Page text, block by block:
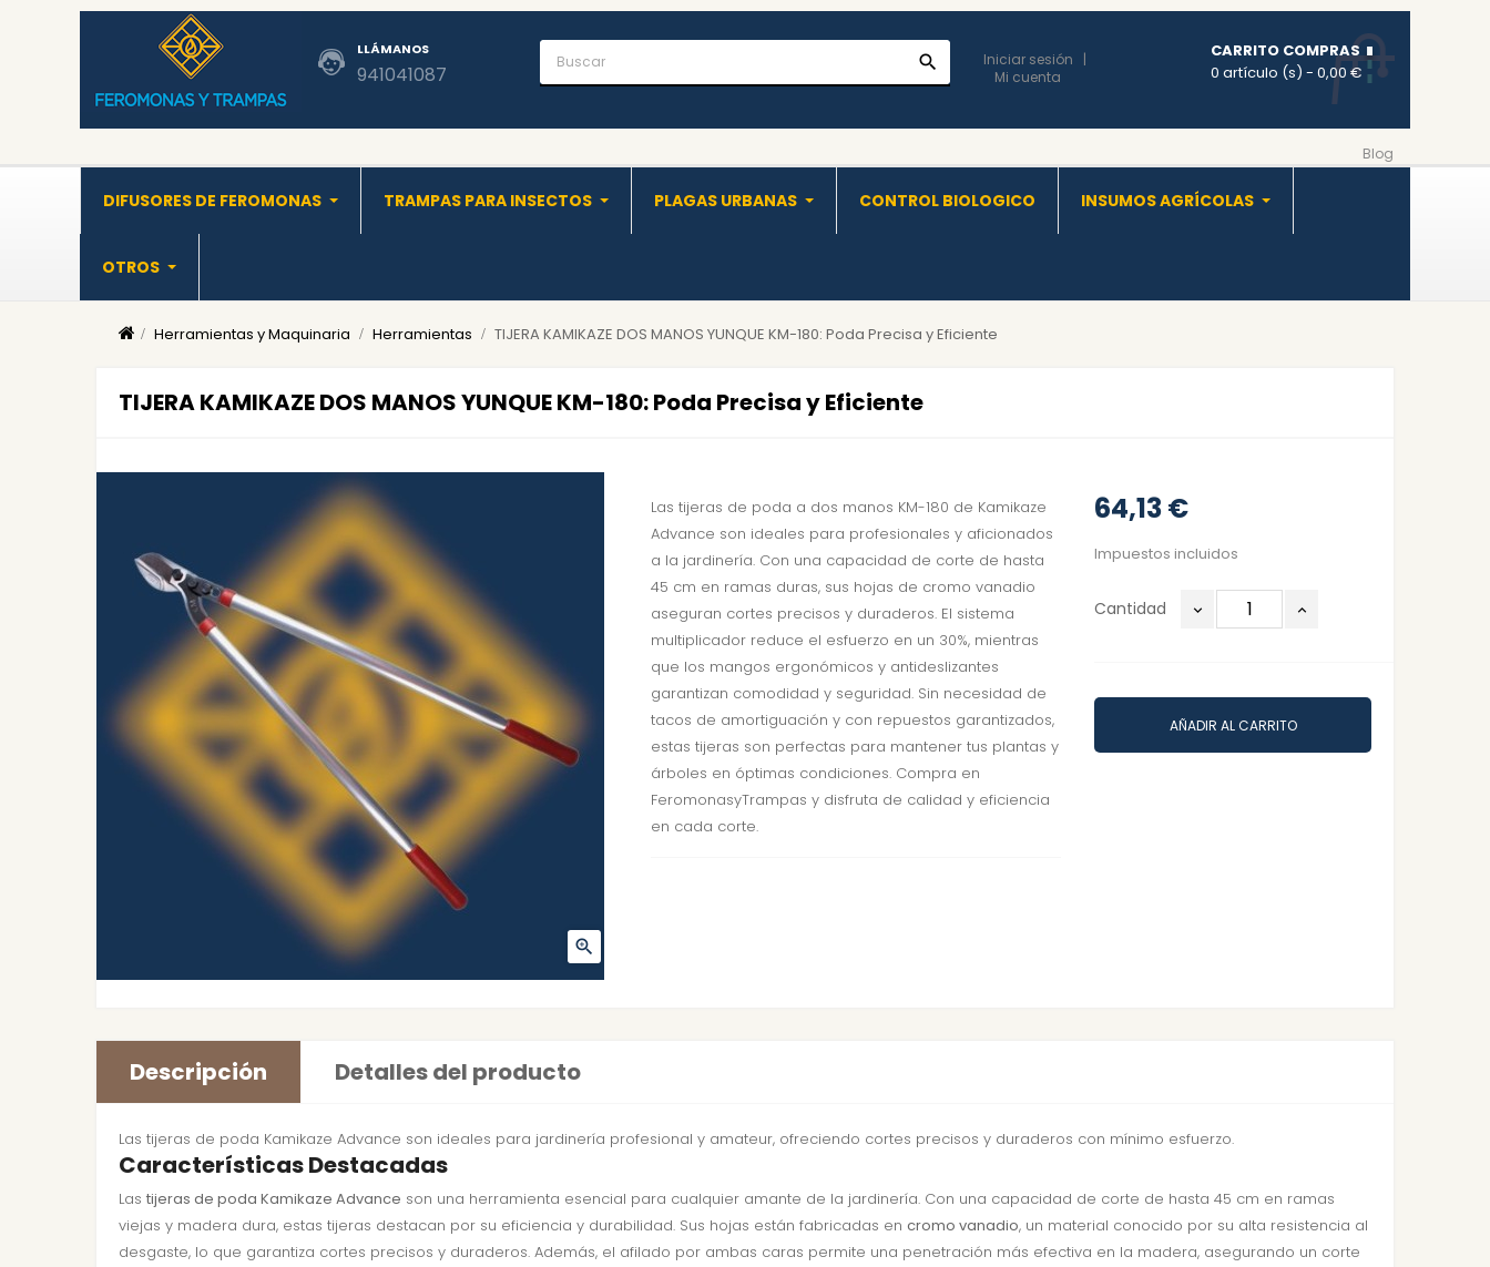
LLÁMANOS
941041087 search
Iniciar sesión
Mi cuenta
CARRITO COMPRAS
0 artículo (s) - 0,00 €
Blog
DIFUSORES DE FEROMONAS TRAMPAS PARA INSECTOS PLAGAS URBANAS CONTROL BIOLOGICO INSUMOS AGRÍCOLAS
OTROS
Herramientas y Maquinaria Herramientas TIJERA KAMIKAZE DOS MANOS YUNQUE KM-180: Poda Precisa y Eficiente
TIJERA KAMIKAZE DOS MANOS YUNQUE KM-180: Poda Precisa y Eficiente

64,13 €
Impuestos incluidos
Cantidad
AÑADIR AL CARRITO
Las tijeras de poda a dos manos KM-180 de Kamikaze
Advance son ideales para profesionales y aficionados
a la jardinería. Con una capacidad de corte de hasta
45 cm en ramas duras, sus hojas de cromo vanadio
aseguran cortes precisos y duraderos. El sistema
multiplicador reduce el esfuerzo en un 30%, mientras
que los mangos ergonómicos y antideslizantes
garantizan comodidad y seguridad. Sin necesidad de
tacos de amortiguación y con repuestos garantizados,
estas tijeras son perfectas para mantener tus plantas y
árboles en óptimas condiciones. Compra en
FeromonasyTrampas y disfruta de calidad y eficiencia
en cada corte.
Descripción Detalles del producto
Las tijeras de poda Kamikaze Advance son ideales para jardinería profesional y amateur, ofreciendo cortes precisos y duraderos con mínimo esfuerzo.
Características Destacadas
Las tijeras de poda Kamikaze Advance son una herramienta esencial para cualquier amante de la jardinería. Con una capacidad de corte de hasta 45 cm en ramas
viejas y madera dura, estas tijeras destacan por su eficiencia y durabilidad. Sus hojas están fabricadas en cromo vanadio, un material conocido por su alta resistencia al
desgaste, lo que garantiza cortes precisos y duraderos. Además, el afilado por ambas caras permite una penetración más efectiva en la madera, asegurando un corte